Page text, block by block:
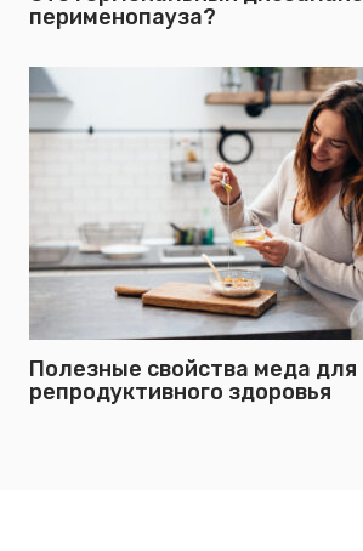
перименопауза?
Полезные свойства меда для
репродуктивного здоровья